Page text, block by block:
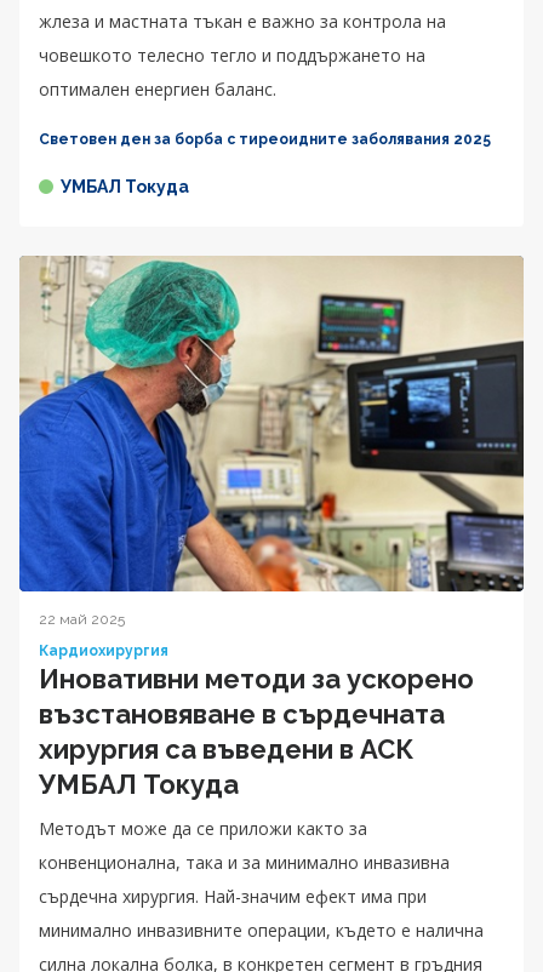
жлеза и мастната тъкан е важно за контрола на
човешкото телесно тегло и поддържането на
оптимален енергиен баланс.
Световен ден за борба с тиреоидните заболявания 2025
УМБАЛ Токуда
22 май 2025
Кардиохирургия
Иновативни методи за ускорено
възстановяване в сърдечната
хирургия са въведени в АСК
УМБАЛ Токуда
Методът може да се приложи както за
конвенционална, така и за минимално инвазивна
сърдечна хирургия. Най-значим ефект има при
минимално инвазивните операции, където е налична
силна локална болка, в конкретен сегмент в гръдния